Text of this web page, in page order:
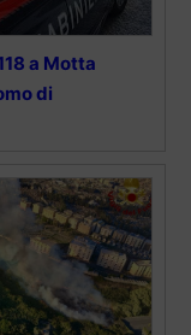
a Motta
di